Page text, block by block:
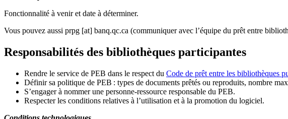
Fonctionnalité à venir et date à déterminer.
Vous pouvez aussi prpg [at] banq.qc.ca (communiquer avec l’équipe du prêt entre
Responsabilités des bibliothèques participantes
Rendre le service de PEB dans le respect du Code de prêt entre les bibliothèques
Définir sa politique de PEB : types de documents prêtés ou reproduits, nombre
S’engager à nommer une personne-ressource responsable du PEB.
Respecter les conditions relatives à l’utilisation et à la promotion du logiciel.